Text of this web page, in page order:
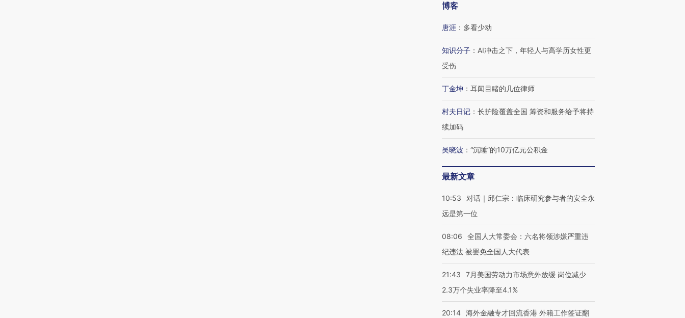
博客
唐涯 ： 多看少动
知识分子 ： AI冲击之下，年轻人与高学历女性更
受伤
丁金坤 ： 耳闻目睹的几位律师
村夫日记 ： 长护险覆盖全国 筹资和服务给予将持
续加码
吴晓波 ： “沉睡”的10万亿元公积金
最新文章
10:53
对话｜邱仁宗：临床研究参与者的安全永
远是第一位
08:06
全国人大常委会：六名将领涉嫌严重违
纪违法 被罢免全国人大代表
21:43
7月美国劳动力市场意外放缓 岗位减少
2.3万个失业率降至4.1%
20:14 海外金融专才回流香港 外籍工作签证翻